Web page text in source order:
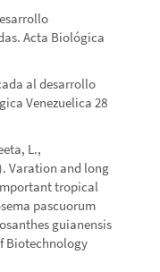
Acta Biológica
al desarrollo
Venezuelica 28
L.,
Varation and long
tropical
pascuorum
guianensis
Biotechnology